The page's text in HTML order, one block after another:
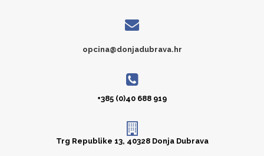
opcina@donjadubrava.hr
+385 (0)40 688 919
Trg Republike 13, 40328 Donja Dubrava